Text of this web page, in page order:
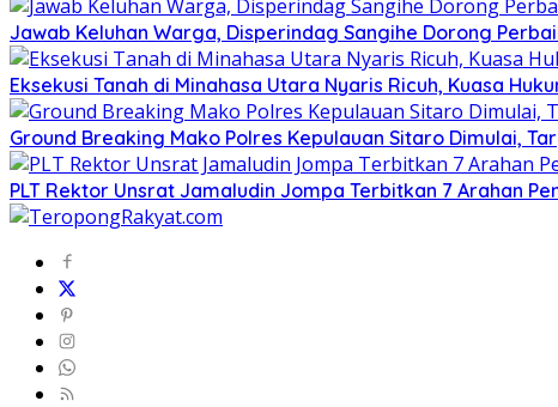
Jawab Keluhan Warga, Disperindag Sangihe Dorong
Eksekusi Tanah di Minahasa Utara Nyaris Ricuh, Kuasa
Ground Breaking Mako Polres Kepulauan Sitaro Dimulai,
​PLT Rektor Unsrat Jamaludin Jompa Terbitkan 7 Arahan